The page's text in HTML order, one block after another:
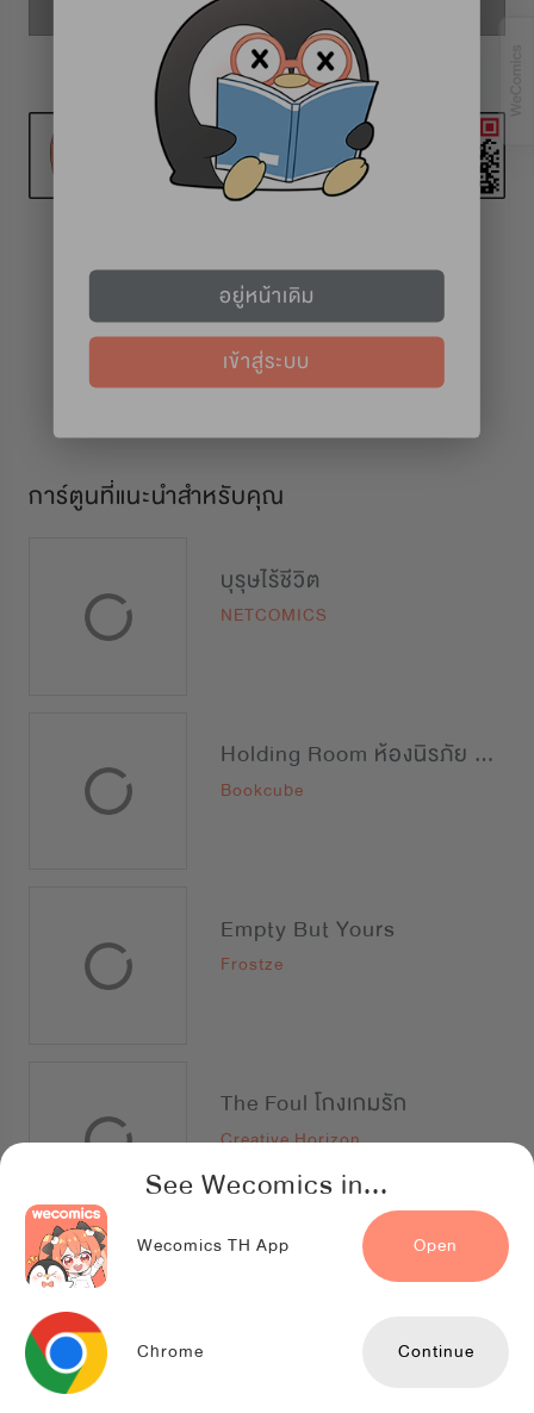
See Wecomics in...
Wecomics TH App Open
Chrome Continue
ตอนที่ 30
ทุกวันที่ 1 และ 16
การ์ตูนที่แนะนำสำหรับคุณ
บุรุษไร้ชีวิต
NETCOMICS
Holding Room ห้องนิรภัย นายบอดี้การ์ด
Bookcube
Empty But Yours
Frostze
The Foul โกงเกมรัก
Creative Horizon
The Darkest Red
อยู่หน้าเดิม
เข้าสู่ระบบ